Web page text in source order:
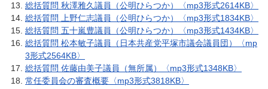
総括質問 秋澤雅久議員（公明ひらつか）〈mp3形式2614KB〉
総括質問 上野仁志議員（公明ひらつか）〈mp3形式1834KB〉
総括質問 五十嵐豊議員（公明ひらつか）〈mp3形式1434KB〉
総括質問 松本敏子議員（日本共産党平塚市議会議員団）〈mp
3形式2564KB〉
総括質問 佐藤由美子議員（無所属）〈mp3形式1348KB〉
常任委員会の審査概要〈mp3形式3818KB〉